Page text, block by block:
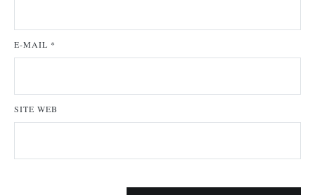
E-MAIL *
SITE WEB